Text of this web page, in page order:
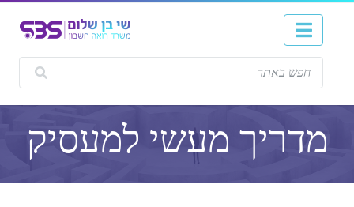
מדריך מעשי למעסיק